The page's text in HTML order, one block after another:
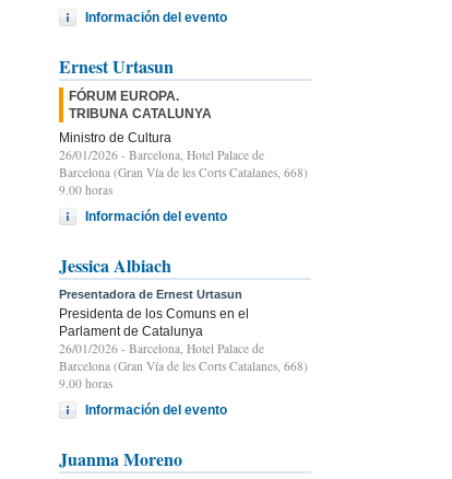
Información del evento
Ernest Urtasun
FÓRUM EUROPA.
TRIBUNA CATALUNYA
Ministro de Cultura
26/01/2026 - Barcelona, Hotel Palace de
Barcelona (Gran Vía de les Corts Catalanes, 668)
9.00 horas
Información del evento
Jessica Albiach
Presentadora de Ernest Urtasun
Presidenta de los Comuns en el
Parlament de Catalunya
26/01/2026 - Barcelona, Hotel Palace de
Barcelona (Gran Vía de les Corts Catalanes, 668)
9.00 horas
Información del evento
Juanma Moreno